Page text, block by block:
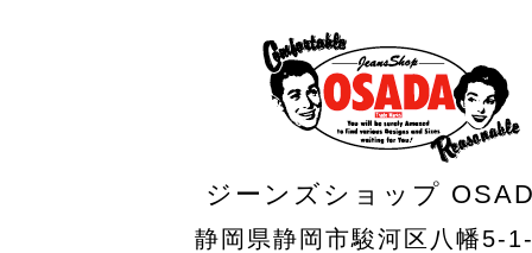
ジーンズショップ
静岡県静岡市駿河区八幡5-